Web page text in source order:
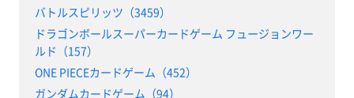
バトルスピリッツ（3459）
ドラゴンボールスーパーカードゲーム フュージョンワー
ルド（157）
ONE PIECEカードゲーム（452）
ガンダムカードゲーム（94）